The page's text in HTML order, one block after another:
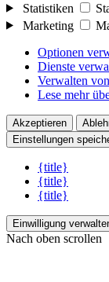
Statistiken
Marketing
Optionen
Dienste
Verwalten
Lese mehr
Akzeptieren
Einstellungen
{title}
{title}
{title}
Einwilligung
Nach oben scrollen